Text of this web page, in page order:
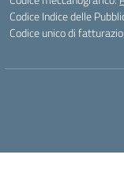
Codice Indice delle
Codice unico di